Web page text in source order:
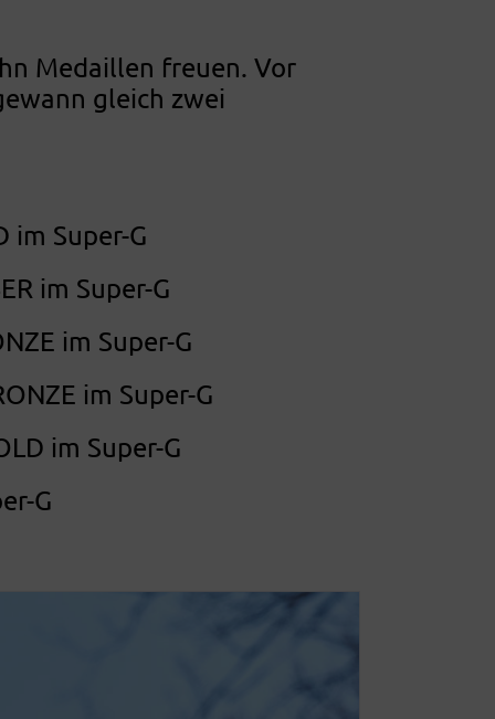
Medaillen freuen. Vor
gleich zwei
Super-G
im Super-G
im Super-G
im Super-G
im Super-G
G